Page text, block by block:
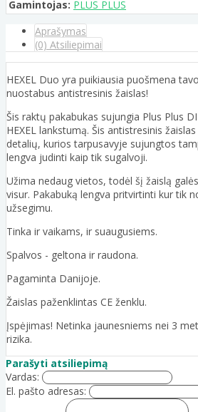
Gamintojas: PLUS PLUS
Aprašymas
(0) Atsiliepimai
HEXEL Duo yra puikiausia puošmena
nuostabus antistresinis žaislas!
Šis raktų pakabukas sujungia Plus Plus
HEXEL lankstumą. Šis antistresinis
detalių, kurios tarpusavyje sujungtos
lengva judinti kaip tik sugalvoji.
Užima nedaug vietos, todėl šį žaislą
visur. Pakabuką lengva pritvirtinti kur tik
užsegimu.
Tinka ir vaikams, ir suaugusiems.
Spalvos - geltona ir raudona.
Pagaminta Danijoje.
Žaislas paženklintas CE ženklu.
Įspėjimas! Netinka jaunesniems nei 3
rizika.
Parašyti atsiliepimą
Vardas:
El. pašto adresas: